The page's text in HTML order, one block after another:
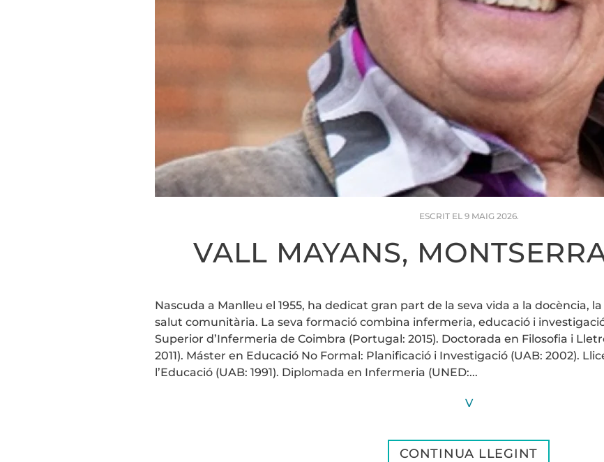
ESCRIT EL 9 MAIG 2026.
VALL MAYANS,
Nascuda a Manlleu el 1955, ha dedicat gran part de la seva vida a la docència,
salut comunitària. La seva formació combina infermeria, educació i
Superior d’Infermeria de Coimbra (Portugal: 2015). Doctorada en Filosofia i
2011). Máster en Educació No Formal: Planificació i Investigació (UAB: 2002).
l’Educació (UAB: 1991). Diplomada en Infermeria (UNED:...
V
CONTINUA LLEGINT